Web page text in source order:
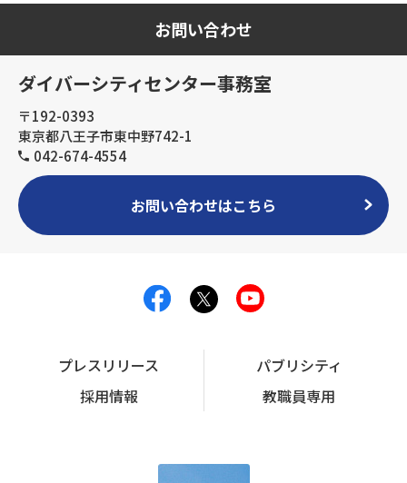
お問い合わせ
ダイバーシティセンター事務室
〒192-0393
東京都八王子市東中野742-1
042-674-4554
お問い合わせはこちら
プレスリリース
パブリシティ
採用情報
教職員専用